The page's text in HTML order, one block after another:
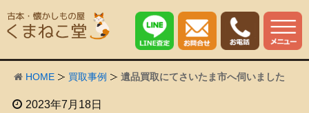
HOME 買取事例 遺品買取にてさいたま市へ伺いました
2023年7月18日